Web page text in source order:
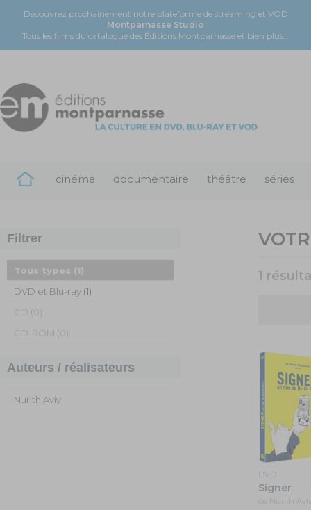
Découvrez prochainement notre plateforme de streaming et VOD
Montparnasse Studio
Tous les films du catalogue des Éditions Montparnasse et bien plus...
cinéma documentaire théâtre séries
Filtrer
Tous types (1)
DVD et Blu-ray (1)
CD (0)
CD-ROM (0)
Auteurs / réalisateurs
Nurith Aviv
1
DVD
Signer
de Nurith